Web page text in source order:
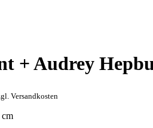
+ Audrey
Versandkosten